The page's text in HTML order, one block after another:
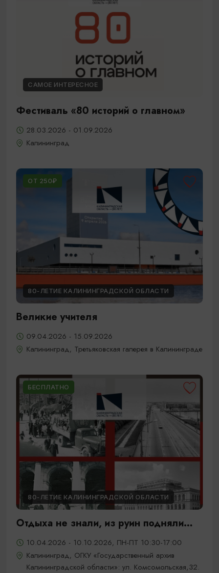
САМОЕ ИНТЕРЕСНОЕ
Фестиваль «80 историй о главном»
28.03.2026 - 01.09.2026
Калининград
ОТ 250₽
80-ЛЕТИЕ КАЛИНИНГРАДСКОЙ ОБЛАСТИ
Великие учителя
09.04.2026 - 15.09.2026
Калининград, Третьяковская галерея в Калининграде
БЕСПЛАТНО
80-ЛЕТИЕ КАЛИНИНГРАДСКОЙ ОБЛАСТИ
Отдыха не знали, из руин подняли...
10.04.2026 - 10.10.2026, ПН-ПТ 10:30-17:00
Калининград, ОГКУ «Государственный архив
Калининградской области»: ул. Комсомольская,32.